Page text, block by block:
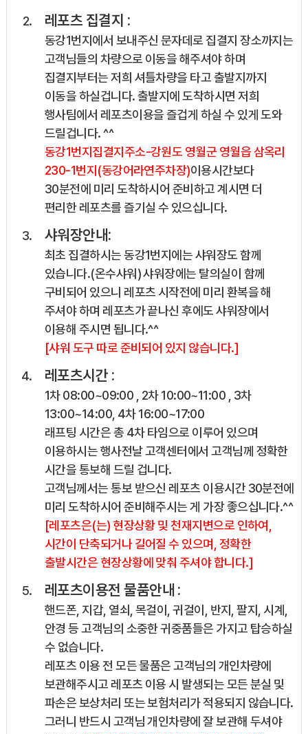
레포츠 집결지 :
동강1번지에서 보내주신 문자데로 집결지 장소까지는
고객님들의 차량으로 이동을 해주셔야 하며
집결지부터는 저희 셔틀차량을 타고 출발지까지
이동을 하실겁니다. 출발지에 도착하시면 저희
행사팀에서 레포츠이용을 즐겁게 하실 수 있게 도와
드릴겁니다. ^^
동강1번지집결지주소-강원도 영월군 영월읍 삼옥리
230-1번지(동강어라연주차장)이용시간보다
30분전에 미리 도착하시어 준비하고 계시면 더
편리한 레포츠를 즐기실 수 있으십니다.
샤워장안내:
최초 집결하시는 동강1번지에는 샤워장도 함께
있습니다.(온수샤워) 샤워장에는 탈의실이 함께
구비되어 있으니 레포츠 시작전에 미리 환복을 해
주셔야 하며 레포츠가 끝나신 후에도 샤워장에서
이용해 주시면 됩니다.^^
[샤워 도구 따로 준비되어 있지 않습니다.]
레포츠시간 :
1차 08:00~09:00 , 2차 10:00~11:00 , 3차
13:00~14:00, 4차 16:00~17:00
래프팅 시간은 총 4차 타임으로 이루어 있으며
이용하시는 행사전날 고객센터에서 고객님께 정확한
시간을 통보해 드릴 겁니다.
고객님께서는 통보 받으신 레포츠 이용시간 30분전에
미리 도착하시어 준비해주시는 게 가장 좋으십니다.^^
[레포츠은(는) 현장상황 및 천재지변으로 인하여,
시간이 단축되거나 길어질 수 있으며, 정확한
출발시간은 현장상황에 맞춰 주셔야 합니다.]
레포츠이용전 물품안내 :
핸드폰, 지갑, 열쇠, 목걸이, 귀걸이, 반지, 팔지, 시계,
안경 등 고객님의 소중한 귀중품들은 가지고 탑승하실
수 없습니다.
레포츠 이용 전 모든 물품은 고객님의 개인차량에
보관해주시고 레포츠 이용 시 발생되는 모든 분실 및
파손은 보상처리 또는 보험처리가 적용되지 않습니다.
그러니 반드시 고객님 개인차량에 잘 보관해 두셔야